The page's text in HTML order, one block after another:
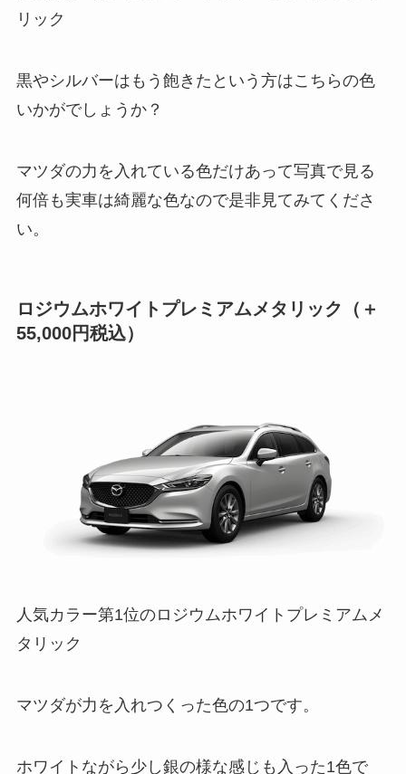
リック
黒やシルバーはもう飽きたという方はこちらの色
いかがでしょうか？
マツダの力を入れている色だけあって写真で見る
何倍も実車は綺麗な色なので是非見てみてくださ
い。
ロジウムホワイトプレミアムメタリック（＋
55,000円税込）
人気カラー第1位のロジウムホワイトプレミアムメ
タリック
マツダが力を入れつくった色の1つです。
ホワイトながら少し銀の様な感じも入った1色で